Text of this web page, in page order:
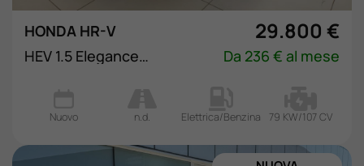
HONDA HR-V 29.800 €
HEV 1.5 Elegance eCVT Da 236 € al mese
Nuovo n.d. Elettrica/Benzina 79 KW/107 CV